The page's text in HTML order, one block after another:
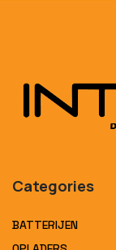
Categories
BATTERIJEN